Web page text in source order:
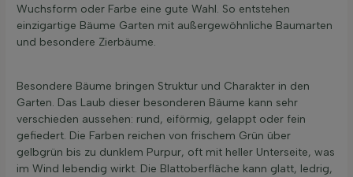
Wuchsform oder Farbe eine gute Wahl. So entstehen
einzigartige Bäume Garten mit außergewöhnliche Baumarten
und besondere Zierbäume.
Besondere Bäume bringen Struktur und Charakter in den
Garten. Das Laub dieser besonderen Bäume kann sehr
verschieden aussehen: rund, eiförmig, gelappt oder fein
gefiedert. Die Farben reichen von frischem Grün über
gelbgrün bis zu dunklem Purpur, oft mit heller Unterseite, was
im Wind lebendig wirkt. Die Blattoberfläche kann glatt, ledrig,